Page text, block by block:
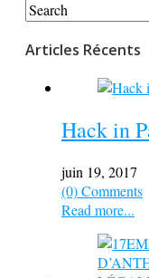
Articles Récents
Hack in
juin 19, 2017
(0) Comments
Read more...